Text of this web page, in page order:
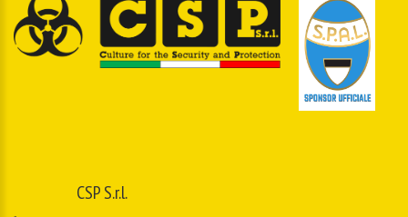
CSP S.r.l.